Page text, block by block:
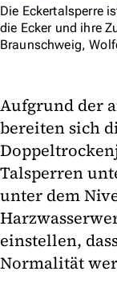
Die Eckertalsperre
die Ecker und ihre
Braunschweig,
Aufgrund der
bereiten sich
Talsperren
unter dem
einstellen,
Normalität